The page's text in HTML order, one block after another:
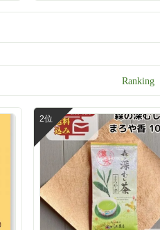
高級煎茶 「きらめき」